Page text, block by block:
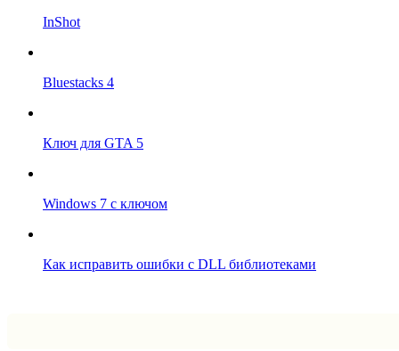
InShot
Bluestacks 4
Ключ для GTA 5
Windows 7 с ключом
Как исправить ошибки с DLL библиотеками